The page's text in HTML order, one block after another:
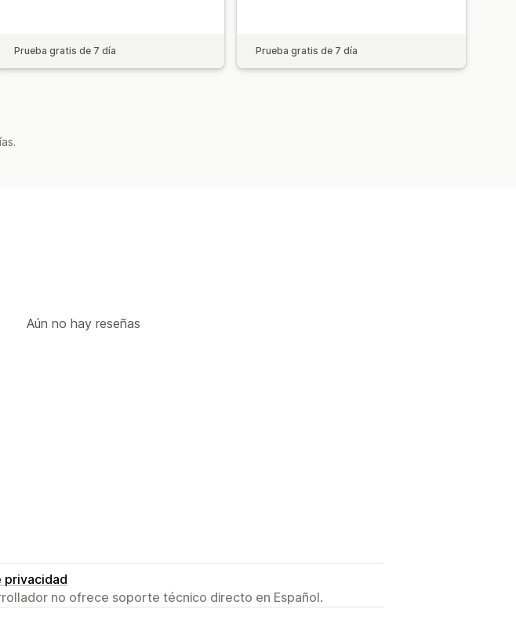
Prueba gratis de 7 día Prueba gratis de 7 día
Aún no hay reseñas
privacidad
no ofrece soporte técnico directo en Español.